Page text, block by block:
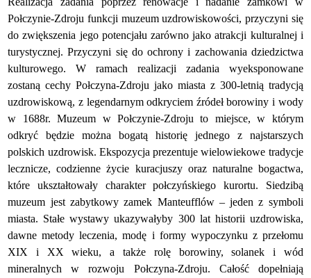
Połczynie-Zdroju funkcji muzeum uzdrowiskowości, przyczyni się
do zwiększenia jego potencjału zarówno jako atrakcji kulturalnej i
turystycznej. Przyczyni się do ochrony i zachowania dziedzictwa
kulturowego. W ramach realizacji zadania wyeksponowane
zostaną cechy Połczyna-Zdroju jako miasta z 300-letnią tradycją
uzdrowiskową, z legendarnym odkryciem źródeł borowiny i wody
w 1688r. Muzeum w Połczynie-Zdroju to miejsce, w którym
odkryć będzie można bogatą historię jednego z najstarszych
polskich uzdrowisk. Ekspozycja prezentuje wielowiekowe tradycje
lecznicze, codzienne życie kuracjuszy oraz naturalne bogactwa,
które ukształtowały charakter połczyńskiego kurortu. Siedzibą
muzeum jest zabytkowy zamek Manteufflów – jeden z symboli
miasta. Stałe wystawy ukazywałyby 300 lat historii uzdrowiska,
dawne metody leczenia, modę i formy wypoczynku z przełomu
XIX i XX wieku, a także rolę borowiny, solanek i wód
mineralnych w rozwoju Połczyna-Zdroju. Całość dopełniają